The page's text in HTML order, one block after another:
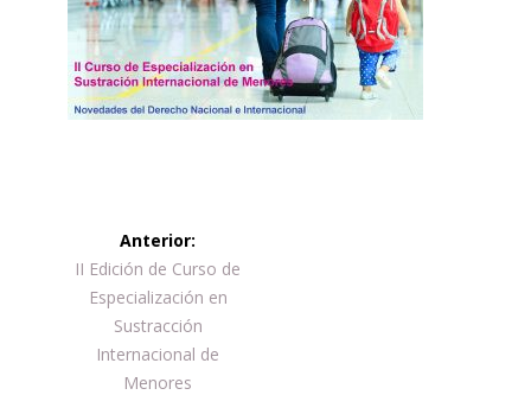
Navegación
de
entradas
Anterior:
Entrada
anterior:
II Edición de Curso de
Especialización en
Sustracción
Internacional de
Menores